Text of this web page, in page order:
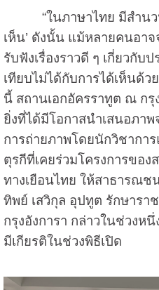
“ในภาษาไทย มีสำนวน
เห็น’ ดังนั้น แม้หลายคนอา
รับฟังเรื่องราวดี ๆ เกี่ยวกับ
เทียบไม่ได้กับการได้เห็นด้ว
นี้ สถานเอกอัครราทูต ณ กรุ
ยิ่งที่ได้มีโอกาสนำเสนอภา
การถ่ายภาพโดยนักวิชากา
ตุรกีที่เคยร่วมโครงการของ
ทางเยือนไทย ให้สาธารณ
ทิพย์ เสวิกุล อุปทูต รักษาร
กรุงอังการา กล่าวในช่วงห
มีเกียรติในช่วงพิธีเปิด